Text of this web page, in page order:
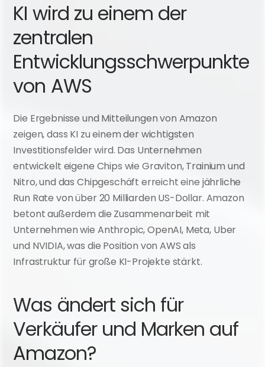
KI wird zu einem der
zentralen
Entwicklungsschwerpunkte
von AWS
Die Ergebnisse und Mitteilungen von Amazon
zeigen, dass KI zu einem der wichtigsten
Investitionsfelder wird. Das Unternehmen
entwickelt eigene Chips wie Graviton, Trainium und
Nitro, und das Chipgeschäft erreicht eine jährliche
Run Rate von über 20 Milliarden US-Dollar. Amazon
betont außerdem die Zusammenarbeit mit
Unternehmen wie Anthropic, OpenAI, Meta, Uber
und NVIDIA, was die Position von AWS als
Infrastruktur für große KI-Projekte stärkt.
Was ändert sich für
Verkäufer und Marken auf
Amazon?